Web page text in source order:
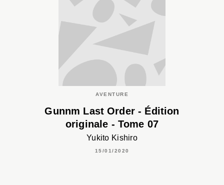
AVENTURE
Gunnm Last Order - Édition
originale - Tome 07
Yukito Kishiro
15/01/2020